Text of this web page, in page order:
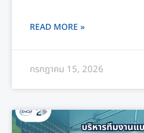
READ MORE »
กรกฎาคม 15, 2026